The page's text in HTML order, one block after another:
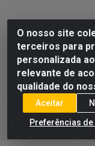
O nosso site
terceiros para
personalizada
relevante de
qualidade do
Aceitar
Preferências de
NALESSO
Paulo
Velha/ES - CEP